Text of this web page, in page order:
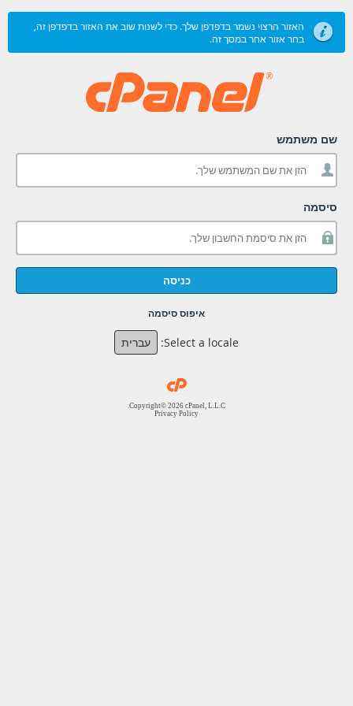
האזור הרצוי נשמר בדפדפן שלך. כדי לשנות שוב את האזור בדפדפן זה,
בחר אזור אחר במסך זה.
שם משתמש
סיסמה
כניסה
איפוס סיסמה
Select a locale: עברית
Copyright© 2026 cPanel, L.L.C.
Privacy Policy